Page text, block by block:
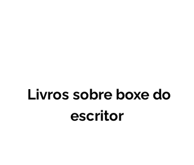
Livros sobre boxe do
escritor